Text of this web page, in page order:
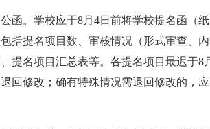
。学校应于8月4日前将学校提名函（纸
括提名项目数、审核情况（形式审查、
提名项目汇总表等。各提名项目最迟于8
回修改；确有特殊情况需退回修改的，